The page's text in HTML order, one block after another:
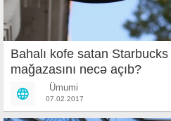
Bahalı kofe satan
mağazasını necə açıb?
Ümumi
07.02.2017